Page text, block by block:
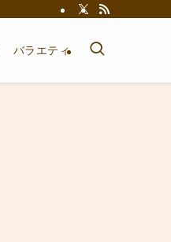
バラエティ